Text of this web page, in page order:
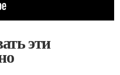
эти